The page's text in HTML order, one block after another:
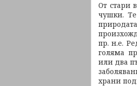
От стари
чушки. Те
пр. н.е.
голяма
или два
храни